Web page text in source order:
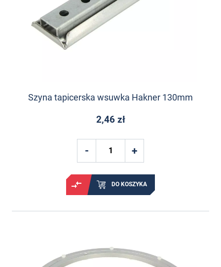
Szyna tapicerska wsuwka Hakner 130mm
2,46 zł
DO KOSZYKA